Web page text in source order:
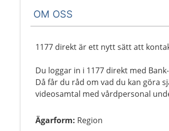
OM OSS
1177 direkt är ett nytt sätt att
Du loggar in i 1177 direkt med
Då får du råd om vad du kan göra
videosamtal med vårdpersonal
Ägarform: Region